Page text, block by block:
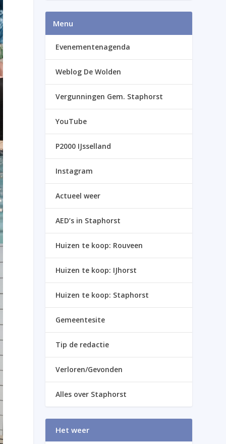
Menu
Evenementenagenda
Weblog De Wolden
Vergunningen Gem. Staphorst
YouTube
P2000 IJsselland
Instagram
Actueel weer
AED’s in Staphorst
Huizen te koop: Rouveen
Huizen te koop: IJhorst
Huizen te koop: Staphorst
Gemeentesite
Tip de redactie
Verloren/Gevonden
Alles over Staphorst
Het weer